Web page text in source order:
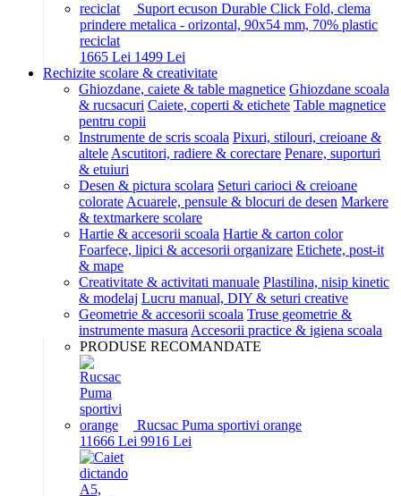
Suport ecuson Durable Click Fold, clema
prindere metalica - orizontal, 90x54 mm, 70% plastic
reciclat
1665 Lei 1499 Lei
Rechizite scolare & creativitate
Ghiozdane, caiete & table magnetice Ghiozdane scoala
& rucsacuri Caiete, coperti & etichete Table magnetice
pentru copii
Instrumente de scris scoala Pixuri, stilouri, creioane &
altele Ascutitori, radiere & corectare Penare, suporturi
& etuiuri
Desen & pictura scolara Seturi carioci & creioane
colorate Acuarele, pensule & blocuri de desen Markere
& textmarkere scolare
Hartie & accesorii scoala Hartie & carton color
Foarfece, lipici & accesorii organizare Etichete, post-it
& mape
Creativitate & activitati manuale Plastilina, nisip kinetic
& modelaj Lucru manual, DIY & seturi creative
Geometrie & accesorii scoala Truse geometrie &
instrumente masura Accesorii practice & igiena scoala
PRODUSE RECOMANDATE
Rucsac Puma sportivi orange
11666 Lei 9916 Lei